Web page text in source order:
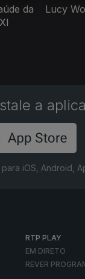
da
Lucy
a
iOS, Android,
RTP PLAY
EM DIRETO
REVER